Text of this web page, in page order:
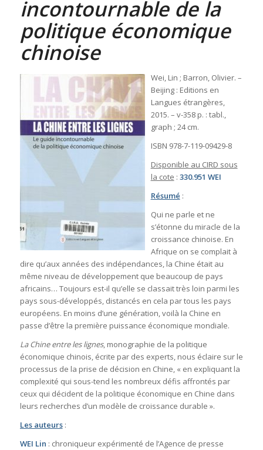
incontournable de la
politique économique
chinoise
Wei, Lin ; Barron, Olivier. –
Beijing : Editions en
Langues étrangères,
2015. – v-358 p. : tabl.,
graph ; 24 cm.
ISBN 978-7-119-09429-8
Disponible au CIRD sous
la cote : 330.951 WEI
Résumé :
Qui ne parle et ne
s’étonne du miracle de la
croissance chinoise. En
Afrique on se complait à
dire qu’aux années des indépendances, la Chine était au
même niveau de développement que beaucoup de pays
africains… Toujours est-il qu’elle se classait très loin parmi les
pays sous-développés, distancés en cela par tous les pays
européens. En moins d’une génération, voilà la Chine en
passe d’être la première puissance économique mondiale.
La Chine entre les lignes, monographie de la politique
économique chinois, écrite par des experts, nous éclaire sur le
processus de la prise de décision en Chine, « en expliquant la
complexité qui sous-tend les nombreux défis affrontés par
ceux qui décident de la politique économique en Chine dans
leurs recherches d’un modèle de croissance durable ».
Les auteurs:
WEI Lin : chroniqueur expérimenté de l’Agence de presse